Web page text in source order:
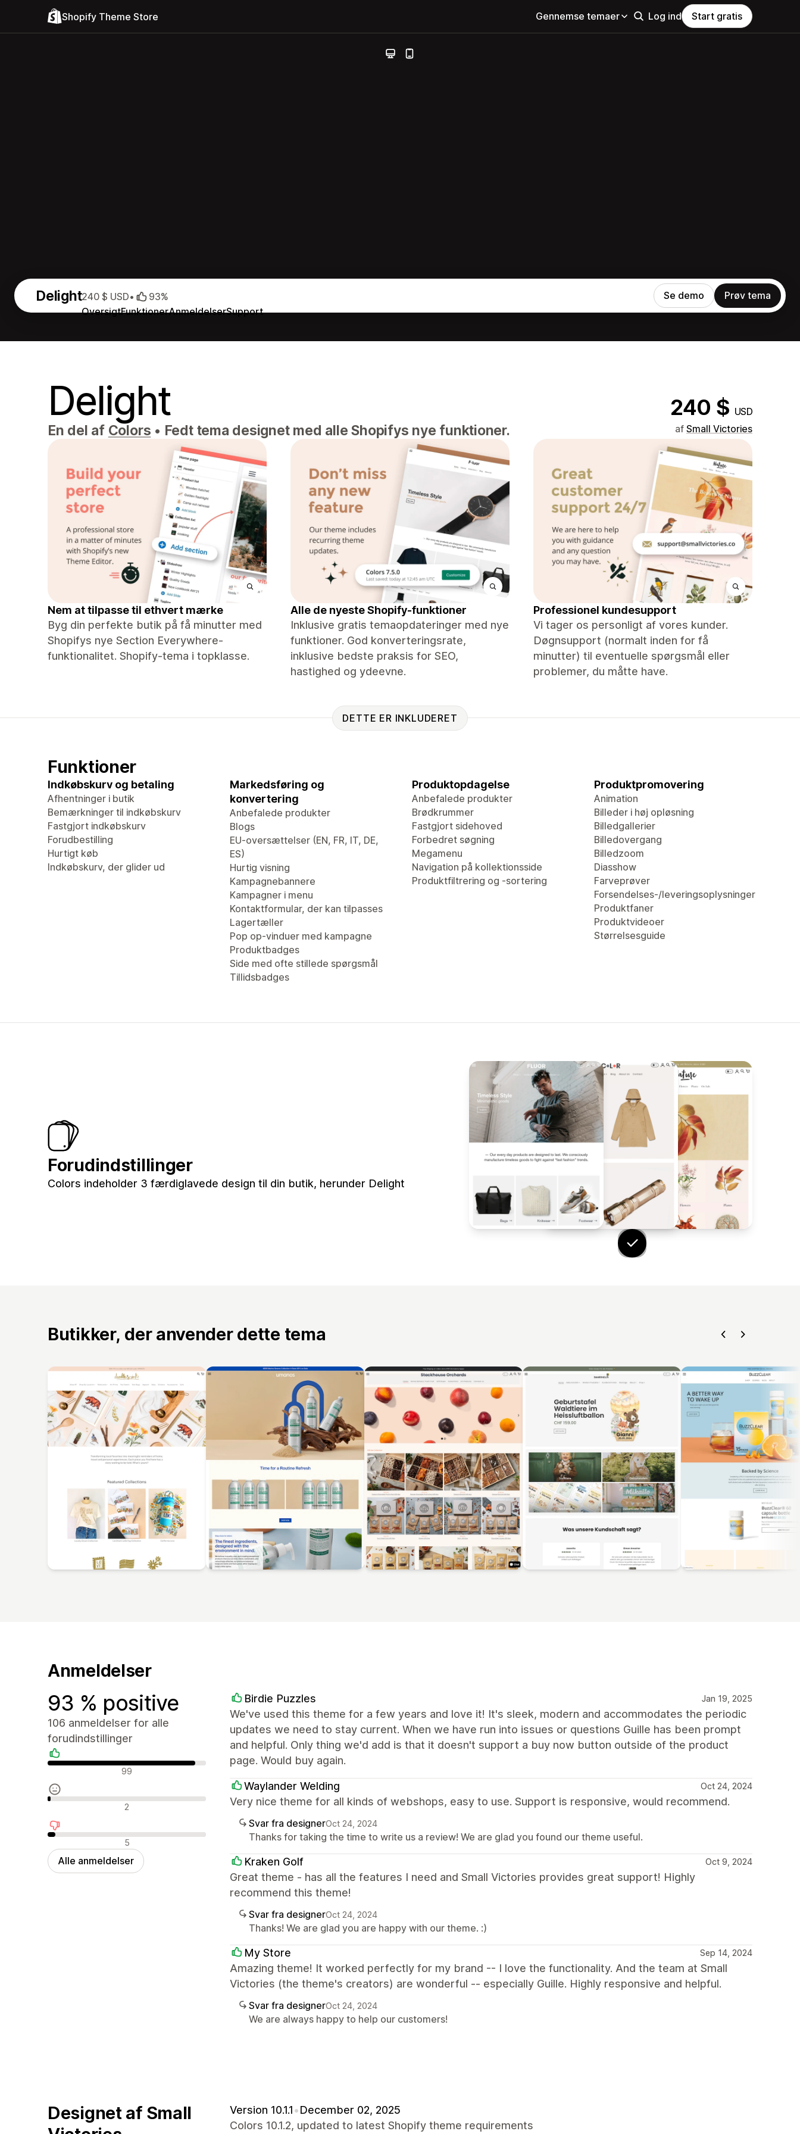
Shopify Theme Store Gennemse temaer Log ind Start gratis
Delight
OversigtFunktionerAnmeldelserSupport
240 $ USD• 93% Se demo Prøv tema
Delight 240 $ USD
En del af Colors • Fedt tema designet med alle Shopifys nye funktioner. af Small Victories
Nem at tilpasse til ethvert mærke
Byg din perfekte butik på få minutter med
Shopifys nye Section Everywhere-
funktionalitet. Shopify-tema i topklasse.
Alle de nyeste Shopify-funktioner
Inklusive gratis temaopdateringer med nye
funktioner. God konverteringsrate,
inklusive bedste praksis for SEO,
hastighed og ydeevne.
Professionel kundesupport
Vi tager os personligt af vores kunder.
Døgnsupport (normalt inden for få
minutter) til eventuelle spørgsmål eller
problemer, du måtte have.
DETTE ER INKLUDERET
Funktioner
Indkøbskurv og betaling
Afhentninger i butik
Bemærkninger til indkøbskurv
Fastgjort indkøbskurv
Forudbestilling
Hurtigt køb
Indkøbskurv, der glider ud
Markedsføring og
konvertering
Anbefalede produkter
Blogs
EU-oversættelser (EN, FR, IT, DE,
ES)
Hurtig visning
Kampagnebannere
Kampagner i menu
Kontaktformular, der kan tilpasses
Lagertæller
Pop op-vinduer med kampagne
Produktbadges
Side med ofte stillede spørgsmål
Tillidsbadges
Produktopdagelse
Anbefalede produkter
Brødkrummer
Fastgjort sidehoved
Forbedret søgning
Megamenu
Navigation på kollektionsside
Produktfiltrering og -sortering
Produktpromovering
Animation
Billeder i høj opløsning
Billedgallerier
Billedovergang
Billedzoom
Diasshow
Farveprøver
Forsendelses-/leveringsoplysninger
Produktfaner
Produktvideoer
Størrelsesguide
Forudindstillinger
Colors indeholder 3 færdiglavede design til din butik, herunder Delight
Butikker, der anvender dette tema
Anmeldelser
93 % positive
106 anmeldelser for alle
forudindstillinger
Positive anmeldelser
99
Neutrale anmeldelser
2
Negative anmeldelser
5
Alle anmeldelser
Birdie Puzzles Jan 19, 2025
We've used this theme for a few years and love it! It's sleek, modern and accommodates the periodic
updates we need to stay current. When we have run into issues or questions Guille has been prompt
and helpful. Only thing we'd add is that it doesn't support a buy now button outside of the product
page. Would buy again.
Waylander Welding Oct 24, 2024
Very nice theme for all kinds of webshops, easy to use. Support is responsive, would recommend.
Svar fra designerOct 24, 2024
Thanks for taking the time to write us a review! We are glad you found our theme useful.
Kraken Golf Oct 9, 2024
Great theme - has all the features I need and Small Victories provides great support! Highly
recommend this theme!
Svar fra designerOct 24, 2024
Thanks! We are glad you are happy with our theme. :)
My Store Sep 14, 2024
Amazing theme! It worked perfectly for my brand -- I love the functionality. And the team at Small
Victories (the theme's creators) are wonderful -- especially Guille. Highly responsive and helpful.
Svar fra designerOct 24, 2024
We are always happy to help our customers!
Designet af Small
Version 10.1.1•December 02, 2025
Colors 10.1.2, updated to latest Shopify theme requirements